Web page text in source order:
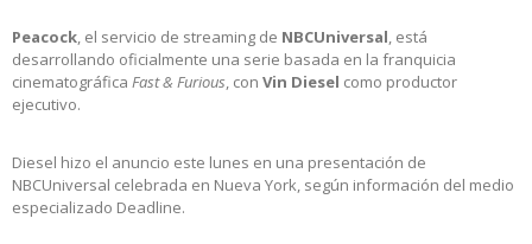
Peacock, el servicio de streaming de NBCUniversal, está
desarrollando oficialmente una serie basada en la franquicia
cinematográfica Fast & Furious, con Vin Diesel como productor
ejecutivo.
Diesel hizo el anuncio este lunes en una presentación de
NBCUniversal celebrada en Nueva York, según información del medio
especializado Deadline.